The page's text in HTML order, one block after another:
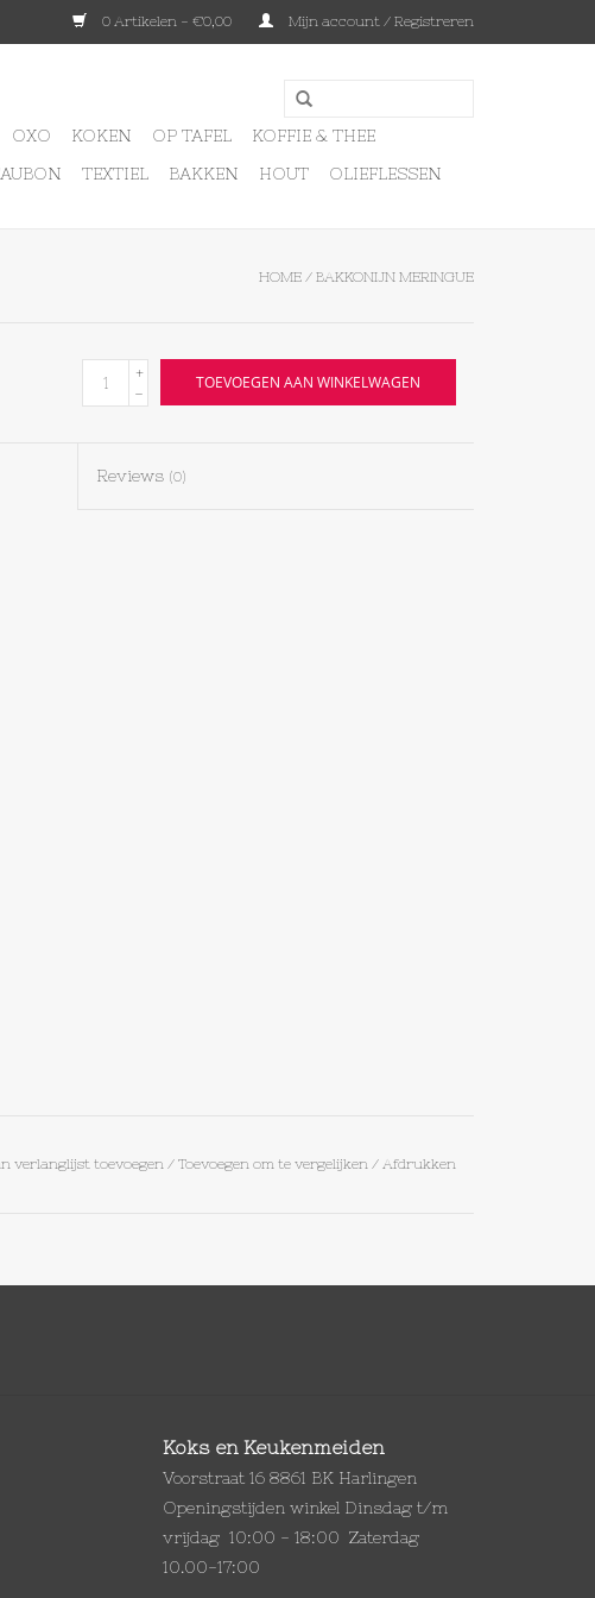
0 Artikelen - €0,00 Mijn account / Registreren
OXO KOKEN OP TAFEL
KOFFIE & THEE
TEXTIEL BAKKEN HOUT OLIEFLESSEN
HOME / BAKKONIJN MERINGUE
+
-
TOEVOEGEN AAN WINKELWAGEN
Reviews (0)
verlanglijst toevoegen / Toevoegen om te vergelijken / Afdrukken
Koks en Keukenmeiden
Voorstraat 16 8861 BK Harlingen
Openingstijden winkel Dinsdag t/m
vrijdag 10:00 - 18:00 Zaterdag
10.00-17:00